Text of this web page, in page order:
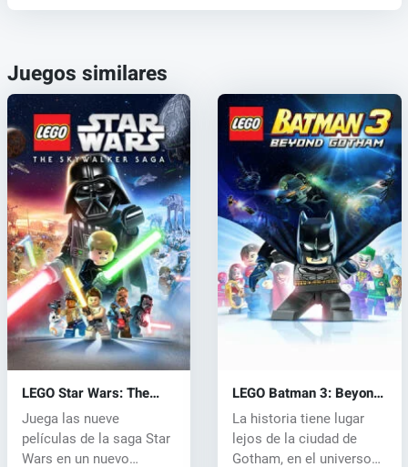
Juegos similares
LEGO Star Wars: The
Skywalker Saga (PC)
key
Juega las nueve
películas de la saga Star
Wars en un nuevo
LEGO Batman 3: Beyond
Gotham (PC) CD key
La historia tiene lugar
lejos de la ciudad de
Gotham, en el universo